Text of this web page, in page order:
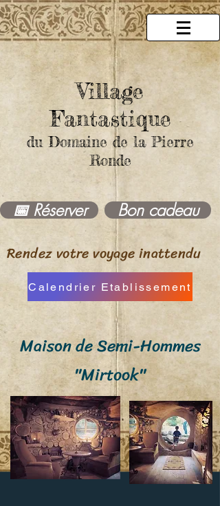
Village
Fantastique
du Domaine de la Pierre
Ronde
📅 Réserver Bon cadeau
Rendez votre voyageinattendu
Calendrier Etablissement
Maison de Semi-Hommes
"Mirtook"